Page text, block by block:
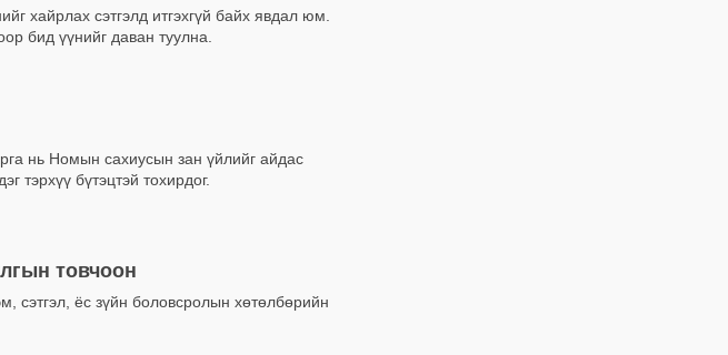
хайрлах сэтгэлд итгэхгүй байх явдал юм.
бид үүнийг даван туулна.
нь Номын сахиусын зан үйлийг айдас
тэрхүү бүтэцтэй тохирдог.
товчоон
сэтгэл, ёс зүйн боловсролын хөтөлбөрийн